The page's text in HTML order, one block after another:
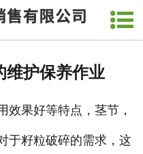
网站首页
维护保养作业
效果好等特点，茎节，
于籽粒破碎的需求，这